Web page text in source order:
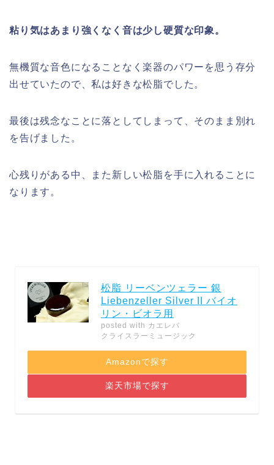
粘り気はあまり強くなく音は少し硬質な印象。
無機質な音色になることなく楽器のパワーを思う存分
出せていたので、私は好きな松脂でした。
最後は残念なことに落としてしまって、そのまま別れ
を告げました。
心残りがある中、また新しい松脂を手に入れることに
なります。
松脂 リーベンツェラー 銀
Liebenzeller Silver II バイオ
リン・ビオラ用
posted with カエレバ
クライスラーミュージック
Amazonで探す
楽天市場で探す